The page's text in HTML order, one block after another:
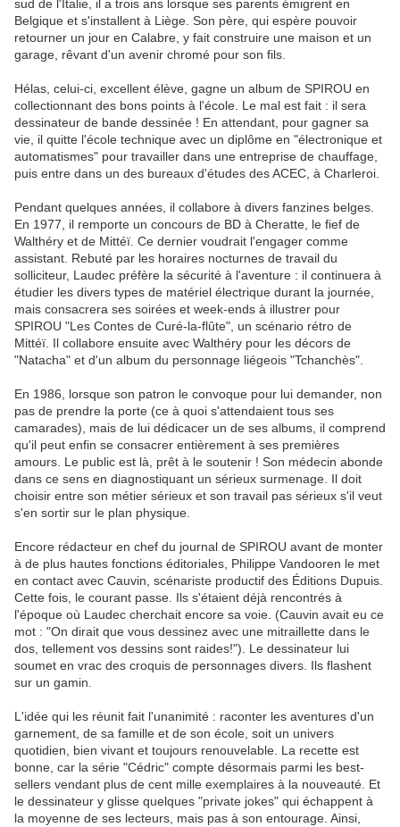
sud de l'Italie, il a trois ans lorsque ses parents émigrent en
Belgique et s'installent à Liège. Son père, qui espère pouvoir
retourner un jour en Calabre, y fait construire une maison et un
garage, rêvant d'un avenir chromé pour son fils.
Hélas, celui-ci, excellent élève, gagne un album de SPIROU en
collectionnant des bons points à l'école. Le mal est fait : il sera
dessinateur de bande dessinée ! En attendant, pour gagner sa
vie, il quitte l'école technique avec un diplôme en "électronique et
automatismes" pour travailler dans une entreprise de chauffage,
puis entre dans un des bureaux d'études des ACEC, à Charleroi.
Pendant quelques années, il collabore à divers fanzines belges.
En 1977, il remporte un concours de BD à Cheratte, le fief de
Walthéry et de Mittéï. Ce dernier voudrait l'engager comme
assistant. Rebuté par les horaires nocturnes de travail du
solliciteur, Laudec préfère la sécurité à l'aventure : il continuera à
étudier les divers types de matériel électrique durant la journée,
mais consacrera ses soirées et week-ends à illustrer pour
SPIROU "Les Contes de Curé-la-flûte", un scénario rétro de
Mittéï. Il collabore ensuite avec Walthéry pour les décors de
"Natacha" et d'un album du personnage liégeois "Tchanchès".
En 1986, lorsque son patron le convoque pour lui demander, non
pas de prendre la porte (ce à quoi s'attendaient tous ses
camarades), mais de lui dédicacer un de ses albums, il comprend
qu'il peut enfin se consacrer entièrement à ses premières
amours. Le public est là, prêt à le soutenir ! Son médecin abonde
dans ce sens en diagnostiquant un sérieux surmenage. Il doit
choisir entre son métier sérieux et son travail pas sérieux s'il veut
s'en sortir sur le plan physique.
Encore rédacteur en chef du journal de SPIROU avant de monter
à de plus hautes fonctions éditoriales, Philippe Vandooren le met
en contact avec Cauvin, scénariste productif des Éditions Dupuis.
Cette fois, le courant passe. Ils s'étaient déjà rencontrés à
l'époque où Laudec cherchait encore sa voie. (Cauvin avait eu ce
mot : "On dirait que vous dessinez avec une mitraillette dans le
dos, tellement vos dessins sont raides!"). Le dessinateur lui
soumet en vrac des croquis de personnages divers. Ils flashent
sur un gamin.
L'idée qui les réunit fait l'unanimité : raconter les aventures d'un
garnement, de sa famille et de son école, soit un univers
quotidien, bien vivant et toujours renouvelable. La recette est
bonne, car la série "Cédric" compte désormais parmi les best-
sellers vendant plus de cent mille exemplaires à la nouveauté. Et
le dessinateur y glisse quelques "private jokes" qui échappent à
la moyenne de ses lecteurs, mais pas à son entourage. Ainsi,